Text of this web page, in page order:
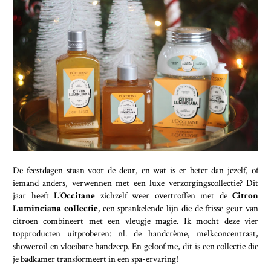
De feestdagen staan voor de deur, en wat is er beter dan jezelf, of
iemand anders, verwennen met een luxe verzorgingscollectie? Dit
jaar heeft L’Occitane zichzelf weer overtroffen met de Citron
Luminciana collectie,een sprankelende lijn die de frisse geur van
citroen combineert met een vleugje magie. Ik mocht deze vier
topproducten uitproberen: nl. de handcrème, melkconcentraat,
showeroil en vloeibare handzeep. En geloof me, dit is een collectie die
je badkamer transformeert in een spa-ervaring!